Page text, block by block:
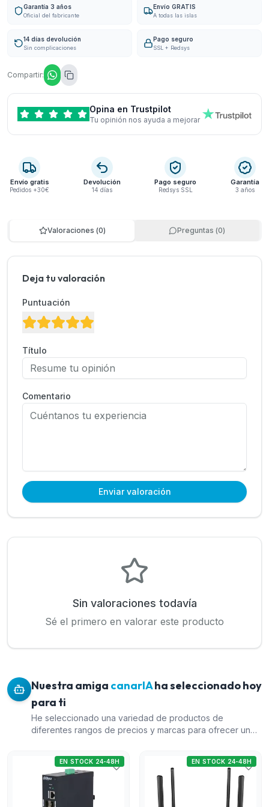
Garantía 3 años
Oficial del fabricante
Envío GRATIS
A todas las islas
14 días devolución
Sin complicaciones
Pago seguro
SSL + Redsys
Compartir:
Opina en Trustpilot
Tu opinión nos ayuda a mejorar
Envío gratis
Pedidos +30€
Devolución
14 días
Pago seguro
Redsys SSL
Garantía
3 años
Valoraciones (0) Preguntas (0)
Deja tu valoración
Puntuación
Título
Comentario
Enviar valoración
Sin valoraciones todavía
Sé el primero en valorar este producto
Nuestra amiga canarIAha seleccionado hoy
para ti
He seleccionado una variedad de productos de
diferentes rangos de precios y marcas para ofrecer un
de 10 puertos de Dahua es ideal para aplicaciones que
requieren un producto robusto y fiable. El Router WiFi 4G
LTE AC1200 de doble banda de Cudy aporta flexibilidad
y conectividad avanzada a un precio razonable. El Switch
de 8 puertos PoE+ Gigabit de Cudy ofrece una excelente
EN STOCK 24-48H EN STOCK 24-48H